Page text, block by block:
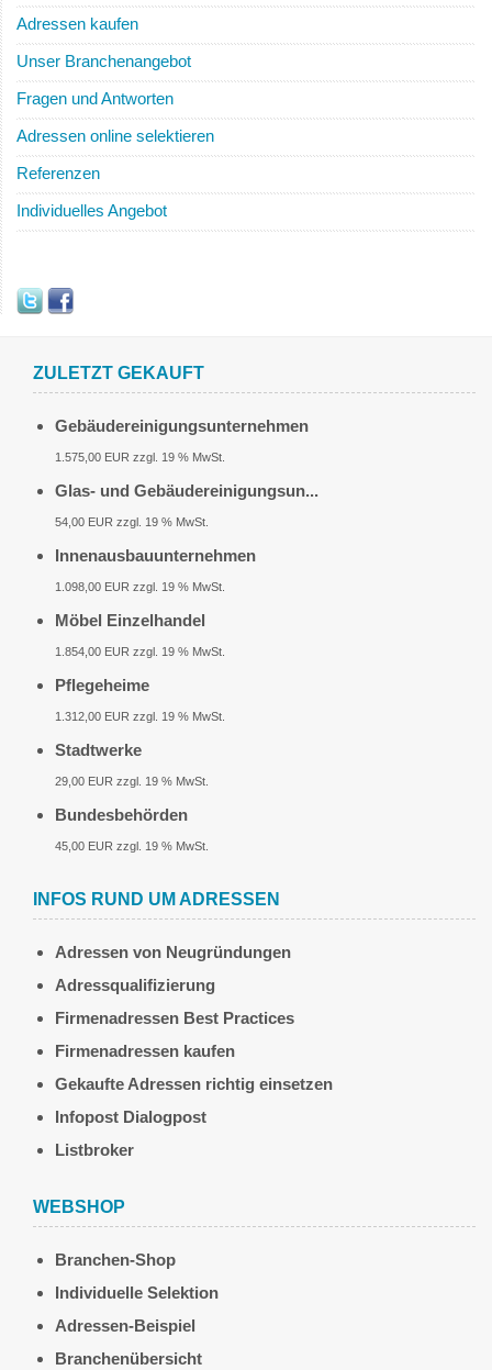
Adressen kaufen
Unser Branchenangebot
Fragen und Antworten
Adressen online selektieren
Referenzen
Individuelles Angebot
ZULETZT GEKAUFT
Gebäudereinigungsunternehmen
1.575,00 EUR zzgl. 19 % MwSt.
Glas- und Gebäudereinigungsun...
54,00 EUR zzgl. 19 % MwSt.
Innenausbauunternehmen
1.098,00 EUR zzgl. 19 % MwSt.
Möbel Einzelhandel
1.854,00 EUR zzgl. 19 % MwSt.
Pflegeheime
1.312,00 EUR zzgl. 19 % MwSt.
Stadtwerke
29,00 EUR zzgl. 19 % MwSt.
Bundesbehörden
45,00 EUR zzgl. 19 % MwSt.
INFOS RUND UM ADRESSEN
Adressen von Neugründungen
Adressqualifizierung
Firmenadressen Best Practices
Firmenadressen kaufen
Gekaufte Adressen richtig einsetzen
Infopost Dialogpost
Listbroker
WEBSHOP
Branchen-Shop
Individuelle Selektion
Adressen-Beispiel
Branchenübersicht